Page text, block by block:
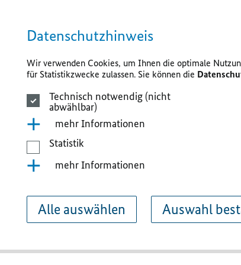
Datenschutzhinweis
Wir verwenden Cookies, um Ihnen die optimale
für Statistikzwecke zulassen. Sie können die
Technisch notwendig (nicht
abwählbar)
mehr Informationen
Statistik
mehr Informationen
Alle auswählen Auswahl